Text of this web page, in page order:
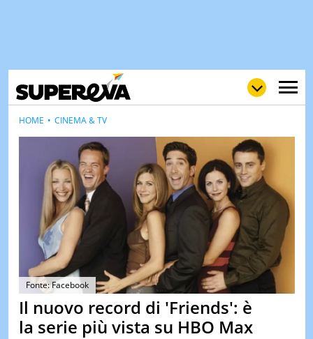
LOLGULPLOVE
WOW
POP
STORIE
VIDEO
Fonte: Facebook
Il nuovo record di 'Friends': è
la serie più vista su HBO Max
HOME CINEMA & TV